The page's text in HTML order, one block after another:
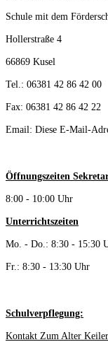
Schule mit dem
Hollerstraße 4
66869 Kusel
Tel.: 06381 42 86 42 00
Fax: 06381 42 86 42 22
Email: Diese E-Mail-
Öffnungszeiten
8:00 - 10:00 Uhr
Unterrichtszeiten
Mo. - Do.: 8:30 - 15:30
Fr.: 8:30 - 13:30 Uhr
Schulverpflegung:
Kontakt Zum Alter Keiler